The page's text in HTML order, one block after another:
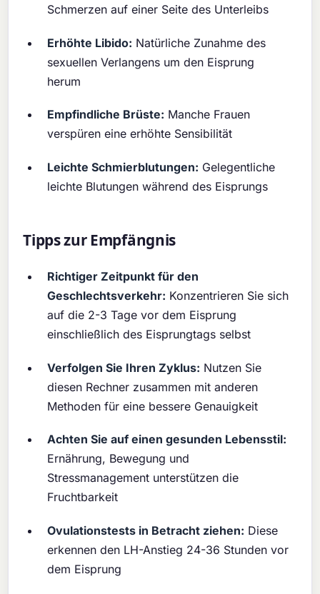
Schmerzen auf einer Seite des Unterleibs
Erhöhte Libido: Natürliche Zunahme des
sexuellen Verlangens um den Eisprung
herum
Empfindliche Brüste: Manche Frauen
verspüren eine erhöhte Sensibilität
Leichte Schmierblutungen: Gelegentliche
leichte Blutungen während des Eisprungs
Tipps zur Empfängnis
Richtiger Zeitpunkt für den
Geschlechtsverkehr: Konzentrieren Sie sich
auf die 2-3 Tage vor dem Eisprung
einschließlich des Eisprungtags selbst
Verfolgen Sie Ihren Zyklus: Nutzen Sie
diesen Rechner zusammen mit anderen
Methoden für eine bessere Genauigkeit
Achten Sie auf einen gesunden Lebensstil:
Ernährung, Bewegung und
Stressmanagement unterstützen die
Fruchtbarkeit
Ovulationstests in Betracht ziehen: Diese
erkennen den LH-Anstieg 24-36 Stunden vor
dem Eisprung